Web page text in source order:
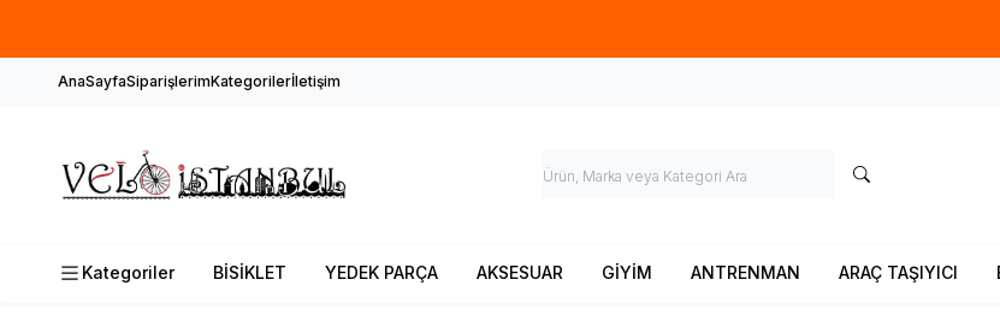
AnaSayfaSiparişlerimKategorilerİletişim
Kategoriler BİSİKLET YEDEK PARÇA AKSESUAR GİYİM ANTRENMAN ARAÇ TAŞIYICI